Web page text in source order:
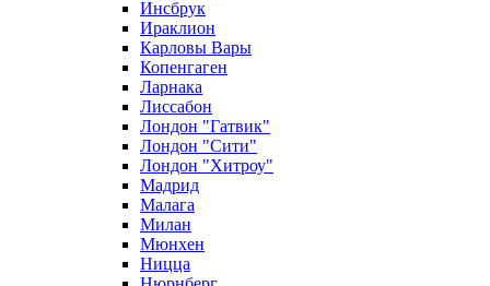
Инсбрук
Ираклион
Карловы Вары
Копенгаген
Ларнака
Лиссабон
Лондон "Гатвик"
Лондон "Сити"
Лондон "Хитроу"
Мадрид
Малага
Милан
Мюнхен
Ницца